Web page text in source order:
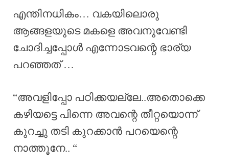
എന്തിനധികം… വകയിലൊരു
ആങ്ങളയുടെ മകളെ അവനുവേണ്ടി
ചോദിച്ചപ്പോൾ എന്നോടവന്റെ ഭാര്യ
പറഞ്ഞത് …
“അവളിപ്പോ പഠിക്കയല്ലേ..അതൊക്കെ
കഴിയട്ടെ പിന്നെ അവന്റെ തീറ്റയൊന്ന്
കുറച്ചു തടി കുറക്കാൻ പറയെന്റെ
നാത്തൂനേ.. “